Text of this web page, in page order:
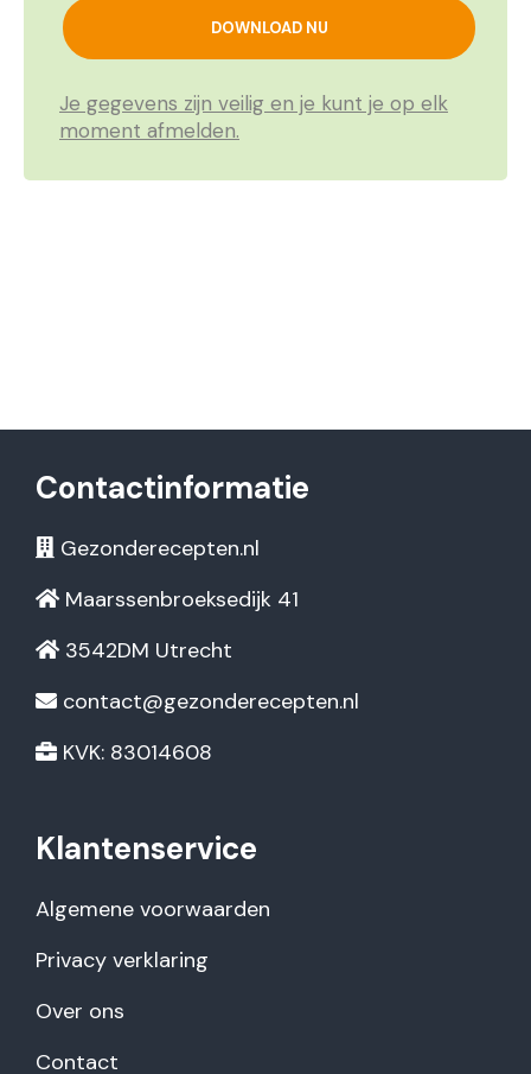
Je gegevens zijn veilig en je kunt je op elk
moment afmelden.
Contactinformatie
Gezonderecepten.nl
Maarssenbroeksedijk 41
3542DM Utrecht
contact@gezonderecepten.nl
KVK: 83014608
Klantenservice
Algemene voorwaarden
Privacy verklaring
Over ons
Contact